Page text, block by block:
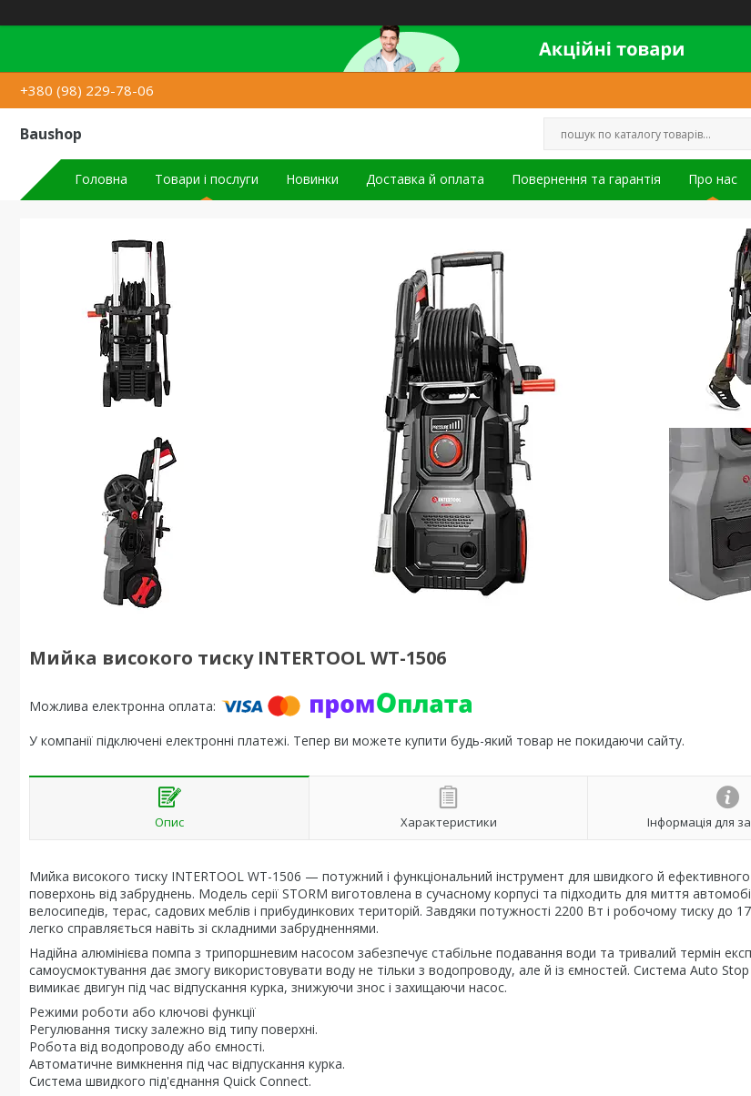
+380 (98) 229-78-06
Baushop
Головна Товари і послуги Новинки Доставка й оплата Повернення та гарантія Про нас
Мийка високого тиску INTERTOOL WT-1506
У компанії підключені електронні платежі. Тепер ви можете купити будь-який товар не покидаючи сайту.
Опис Характеристики Інформація для
Мийка високого тиску INTERTOOL WT-1506 — потужний і функціональний інструмент для швидкого й
поверхонь від забруднень. Модель серії STORM виготовлена в сучасному корпусі та підходить для миття
велосипедів, терас, садових меблів і прибудинкових територій. Завдяки потужності 2200 Вт і робочому тиску до
легко справляється навіть зі складними забрудненнями.
Надійна алюмінієва помпа з трипоршневим насосом забезпечує стабільне подавання води та тривалий термін
самоусмоктування дає змогу використовувати воду не тільки з водопроводу, але й із ємностей. Система Auto
вимикає двигун під час відпускання курка, знижуючи знос і захищаючи насос.
Режими роботи або ключові функції
Регулювання тиску залежно від типу поверхні.
Робота від водопроводу або ємності.
Автоматичне вимкнення під час відпускання курка.
Система швидкого під'єднання Quick Connect.